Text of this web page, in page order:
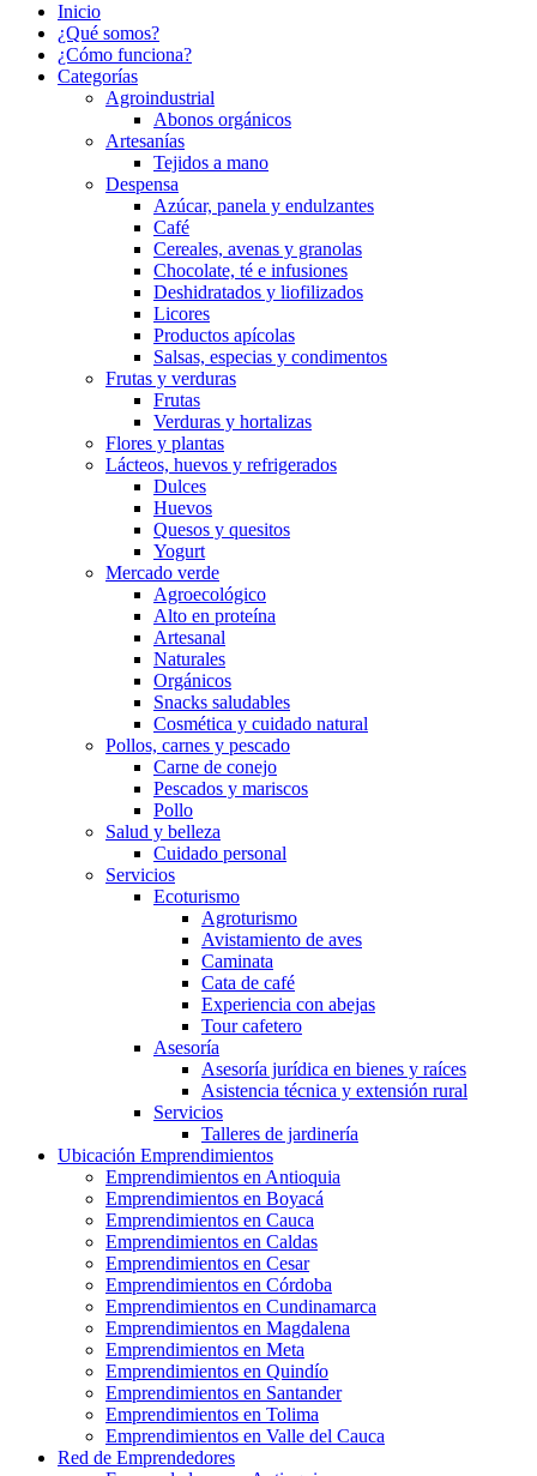
Inicio
¿Qué somos?
¿Cómo funciona?
Categorías
Agroindustrial
Abonos orgánicos
Artesanías
Tejidos a mano
Despensa
Azúcar, panela y endulzantes
Café
Cereales, avenas y granolas
Chocolate, té e infusiones
Deshidratados y liofilizados
Licores
Productos apícolas
Salsas, especias y condimentos
Frutas y verduras
Frutas
Verduras y hortalizas
Flores y plantas
Lácteos, huevos y refrigerados
Dulces
Huevos
Quesos y quesitos
Yogurt
Mercado verde
Agroecológico
Alto en proteína
Artesanal
Naturales
Orgánicos
Snacks saludables
Cosmética y cuidado natural
Pollos, carnes y pescado
Carne de conejo
Pescados y mariscos
Pollo
Salud y belleza
Cuidado personal
Servicios
Ecoturismo
Agroturismo
Avistamiento de aves
Caminata
Cata de café
Experiencia con abejas
Tour cafetero
Asesoría
Asesoría jurídica en bienes y raíces
Asistencia técnica y extensión rural
Servicios
Talleres de jardinería
Ubicación Emprendimientos
Emprendimientos en Antioquia
Emprendimientos en Boyacá
Emprendimientos en Cauca
Emprendimientos en Caldas
Emprendimientos en Cesar
Emprendimientos en Córdoba
Emprendimientos en Cundinamarca
Emprendimientos en Magdalena
Emprendimientos en Meta
Emprendimientos en Quindío
Emprendimientos en Santander
Emprendimientos en Tolima
Emprendimientos en Valle del Cauca
Red de Emprendedores